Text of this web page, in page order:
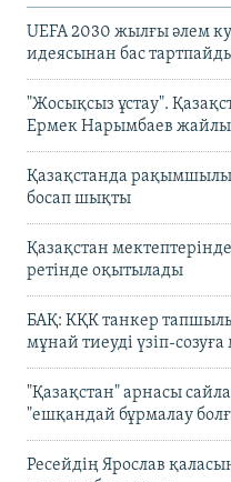
UEFA 2030 жылғы әлем
идеясынан бас
"Жосықсыз ұстау".
Ермек Нарымбаев
Қазақстанда
босап шықты
Қазақстан
ретінде оқытылады
БАҚ: КҚК танкер
мұнай тиеуді үзіп-
"Қазақстан" арнасы
"ешқандай бұрмалау
Ресейдің Ярослав